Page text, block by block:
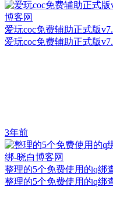
爱玩coc免费辅助正式版
爱玩coc免费辅助正式版
3年前
整理的5个免费使用的q绑
整理的5个免费使用的q绑